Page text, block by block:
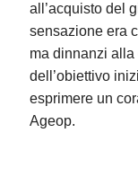
all’acquisto del
sensazione era
ma dinnanzi
dell’obiettivo
esprimere un
Ageop.